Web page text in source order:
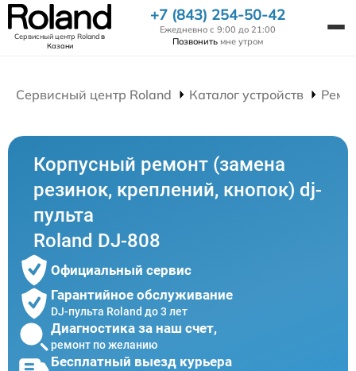
Сервисный центр Rolandв
Казани
+7 (843) 254-50-42
Ежедневно с 9:00 до 21:00
Позвонить мне утром
Сервисный центр Roland Каталог устройств
Корпусный ремонт (замена
резинок, креплений, кнопок) dj-
пульта
Roland DJ-808
Официальный сервис
Гарантийное обслуживание
DJ-пульта Roland до 3 лет
Диагностика за наш счет,
ремонт по желанию
Бесплатный выезд курьера